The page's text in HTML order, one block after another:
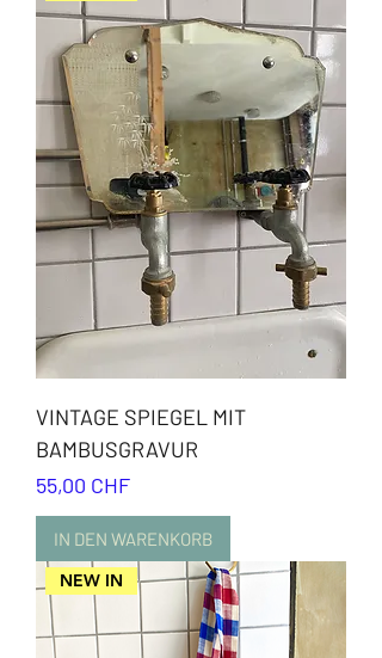
VINTAGE SPIEGEL MIT
BAMBUSGRAVUR
Preis
55,00 CHF
IN DEN WARENKORB
NEW IN